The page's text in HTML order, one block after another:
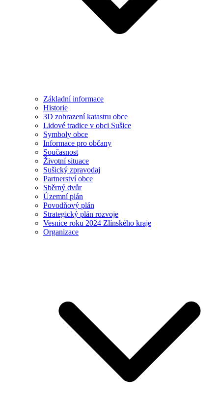
Základní informace
Historie
3D zobrazení katastru obce
Lidové tradice v obci Sušice
Symboly obce
Informace pro občany
Současnost
Životní situace
Sušický zpravodaj
Partnerství obce
Sběrný dvůr
Územní plán
Povodňový plán
Strategický plán rozvoje
Vesnice roku 2024 Zlínského kraje
Organizace